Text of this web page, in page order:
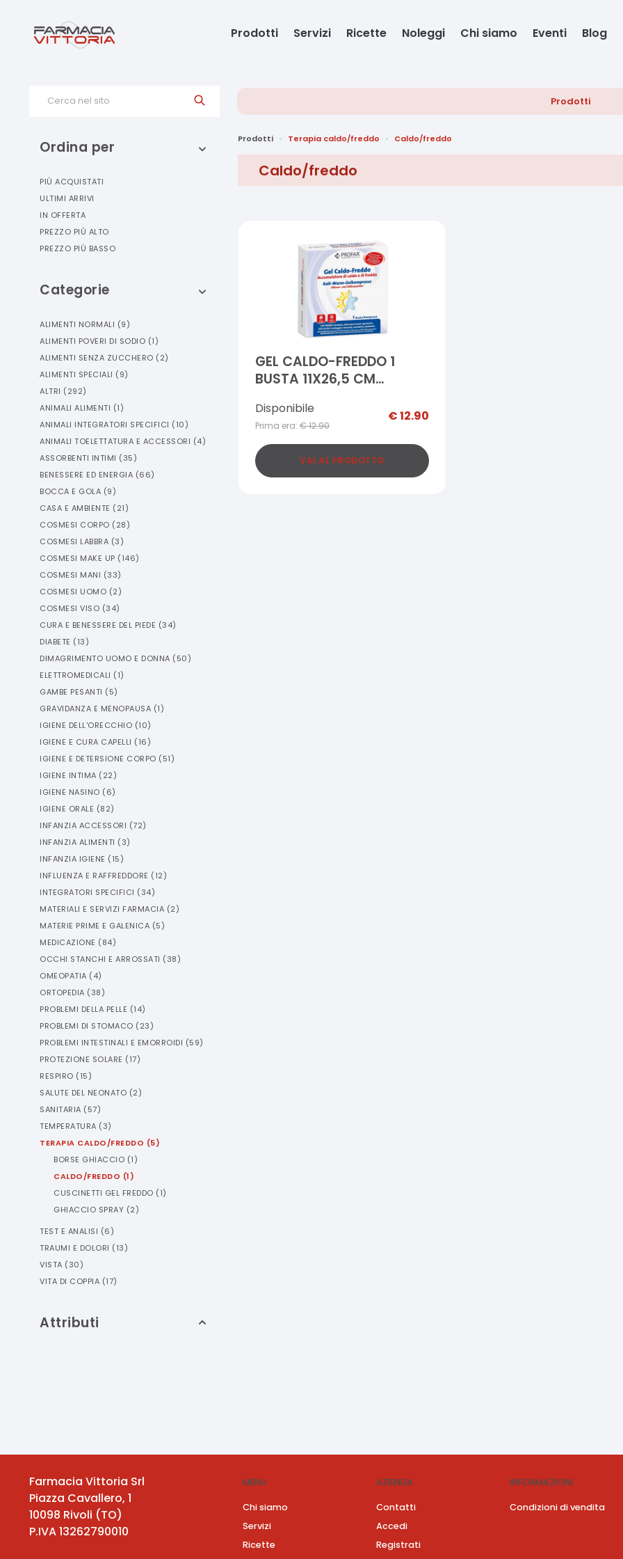
Prodotti Servizi Ricette Noleggi Chi siamo Eventi Blog
Cerca nel sito Prodotti
Ordina per
PIÙ ACQUISTATI
ULTIMI ARRIVI
IN OFFERTA
PREZZO PIÙ ALTO
PREZZO PIÙ BASSO
Categorie
ALIMENTI NORMALI (9)
ALIMENTI POVERI DI SODIO (1)
ALIMENTI SENZA ZUCCHERO (2)
ALIMENTI SPECIALI (9)
ALTRI (292)
ANIMALI ALIMENTI (1)
ANIMALI INTEGRATORI SPECIFICI (10)
ANIMALI TOELETTATURA E ACCESSORI (4)
ASSORBENTI INTIMI (35)
BENESSERE ED ENERGIA (66)
BOCCA E GOLA (9)
CASA E AMBIENTE (21)
COSMESI CORPO (28)
COSMESI LABBRA (3)
COSMESI MAKE UP (146)
COSMESI MANI (33)
COSMESI UOMO (2)
COSMESI VISO (34)
CURA E BENESSERE DEL PIEDE (34)
DIABETE (13)
DIMAGRIMENTO UOMO E DONNA (50)
ELETTROMEDICALI (1)
GAMBE PESANTI (5)
GRAVIDANZA E MENOPAUSA (1)
IGIENE DELL'ORECCHIO (10)
IGIENE E CURA CAPELLI (16)
IGIENE E DETERSIONE CORPO (51)
IGIENE INTIMA (22)
IGIENE NASINO (6)
IGIENE ORALE (82)
INFANZIA ACCESSORI (72)
INFANZIA ALIMENTI (3)
INFANZIA IGIENE (15)
INFLUENZA E RAFFREDDORE (12)
INTEGRATORI SPECIFICI (34)
MATERIALI E SERVIZI FARMACIA (2)
MATERIE PRIME E GALENICA (5)
MEDICAZIONE (84)
OCCHI STANCHI E ARROSSATI (38)
OMEOPATIA (4)
ORTOPEDIA (38)
PROBLEMI DELLA PELLE (14)
PROBLEMI DI STOMACO (23)
PROBLEMI INTESTINALI E EMORROIDI (59)
PROTEZIONE SOLARE (17)
RESPIRO (15)
SALUTE DEL NEONATO (2)
SANITARIA (57)
TEMPERATURA (3)
TERAPIA CALDO/FREDDO (5)
BORSE GHIACCIO (1)
CALDO/FREDDO (1)
CUSCINETTI GEL FREDDO (1)
GHIACCIO SPRAY (2)
TEST E ANALISI (6)
TRAUMI E DOLORI (13)
VISTA (30)
VITA DI COPPIA (17)
Attributi
Prodotti Terapia caldo/freddo Caldo/freddo
Caldo/freddo
GEL CALDO-FREDDO 1
BUSTA 11X26,5 CM
Disponibile
Prima era: €12.90
€12.90
VAI AL PRODOTTO
Farmacia Vittoria Srl
Piazza Cavallero, 1
10098 Rivoli (TO)
P.IVA13262790010
MENU
Chi siamo
Servizi
Ricette
AZIENDA
Contatti
Accedi
Registrati
INFORMAZIONI
Condizioni di vendita